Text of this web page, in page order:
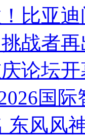
比亚
战者
论坛
国
东风风